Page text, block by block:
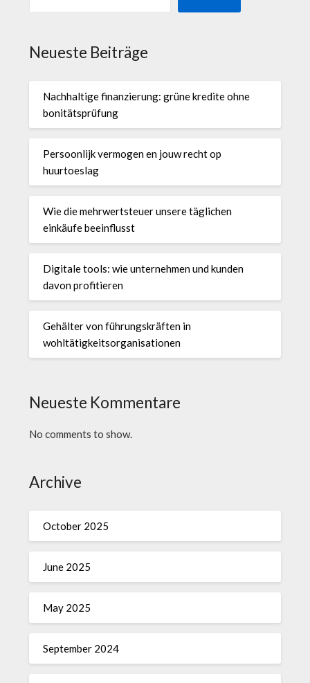
Neueste Beiträge
Nachhaltige finanzierung: grüne kredite ohne
bonitätsprüfung
Persoonlijk vermogen en jouw recht op
huurtoeslag
Wie die mehrwertsteuer unsere täglichen
einkäufe beeinflusst
Digitale tools: wie unternehmen und kunden
davon profitieren
Gehälter von führungskräften in
wohltätigkeitsorganisationen
Neueste Kommentare
No comments to show.
Archive
October 2025
June 2025
May 2025
September 2024